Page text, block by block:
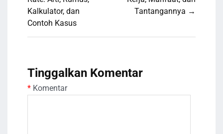
Kalkulator, dan
Contoh Kasus
Tantangannya →
Tinggalkan Komentar
* Komentar